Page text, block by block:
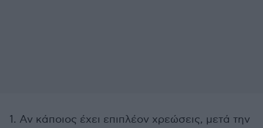
1. Αν κάποιος έχει επιπλέον χρεώσεις, μετά την